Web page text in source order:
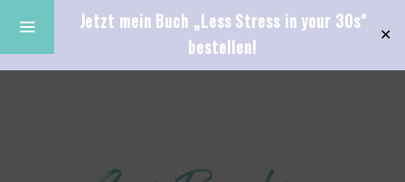
Jetzt mein Buch „Less Stress in your 30s"
bestellen!
✕